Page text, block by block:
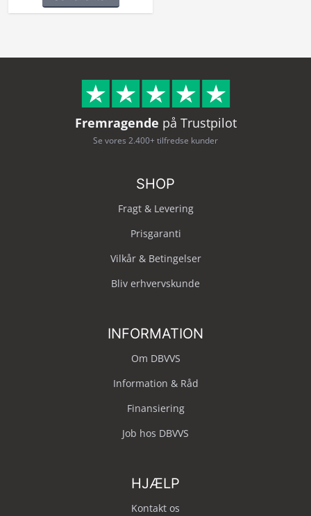
Fremragende på Trustpilot
Se vores 2.400+ tilfredse kunder
SHOP
Fragt & Levering
Prisgaranti
Vilkår & Betingelser
Bliv erhvervskunde
INFORMATION
Om DBVVS
Information & Råd
Finansiering
Job hos DBVVS
HJÆLP
Kontakt os